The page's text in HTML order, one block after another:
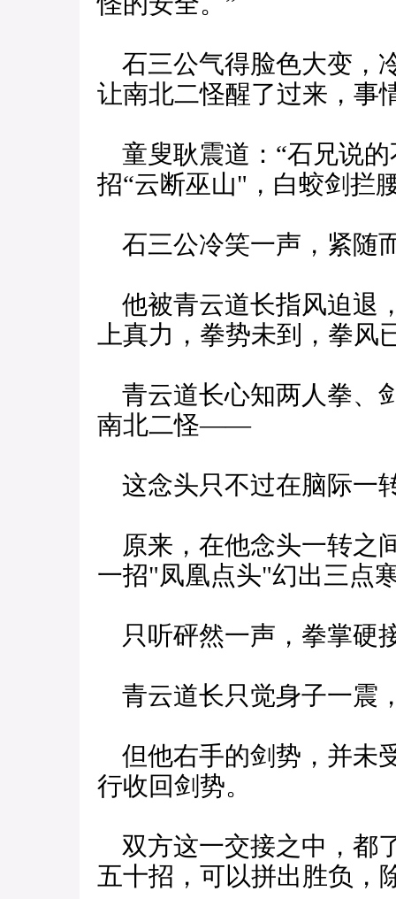
石三公气得脸色大变，
让南北二怪醒了过来，事
童叟耿震道：“石兄说的
招“云断巫山"，白蛟剑拦
石三公冷笑一声，紧随
他被青云道长指风迫退
上真力，拳势未到，拳风
青云道长心知两人拳、
南北二怪——
这念头只不过在脑际一
原来，在他念头一转之
一招"凤凰点头"幻出三点
只听砰然一声，拳掌硬
青云道长只觉身子一震
但他右手的剑势，并未
行收回剑势。
双方这一交接之中，都
五十招，可以拼出胜负，